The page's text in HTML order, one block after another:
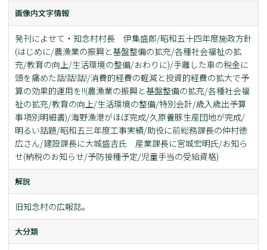
画像内文字情報
発刊によせて・知念村村長 伊集盛郎/昭和五十四年度施政方針
(はじめに/農漁業の振興と基盤整備の拡充/各種社会福祉の拡
充/教育の向上/生活環境の整備/おわりに)/手離した車の税金に
頭を痛めた話!話!話!/消費的経費の軽減と投資的経費の拡大で予
算の効果的運用を!!(農漁業の振興と基盤整備の拡充/各種社会福
祉の拡充/教育の向上/生活環境の整備/特別会計/歳入歳出予算
事項別明細書)/海野漁港がほぼ完成/久原養豚生産団地が完成/
明るい話題/昭和五三年度工事実績/助役に前総務課長の仲村徳
広さん/建設課長に大城盛吉氏 産業課長に宮城宏明氏/お知ら
せ(納税のお知らせ/予防接種予定/児童手当の受給資格)
解説
旧知念村の広報誌。
大分類